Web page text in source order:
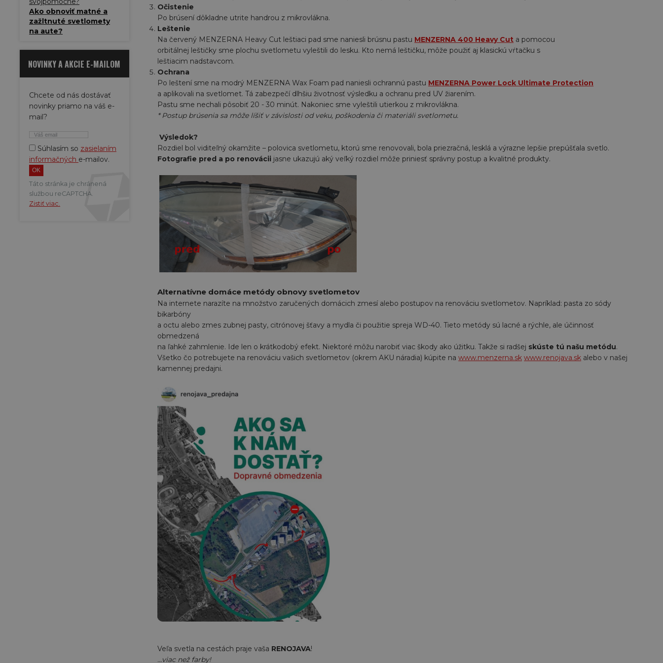
Ako obnoviť matné a
zažltnuté svetlomety
na aute?
NOVINKY A AKCIE E-MAILOM
Chcete od nás dostávať
novinky priamo na váš e-
mail?
Súhlasím so zasielaním
informačných e-mailov.
Táto stránka je chránená
službou reCAPTCHA.
Zistiť viac.
Očistenie
Po brúsení dôkladne utrite handrou z mikrovlákna.
Leštenie
Na červený MENZERNA Heavy Cut leštiaci pad sme naniesli brúsnu pastu MENZERNA 400 Heavy Cut a pomocou
orbitálnej leštičky sme plochu svetlometu vyleštili do lesku. Kto nemá leštičku, môže použiť aj klasickú vŕtačku s
leštiacim nadstavcom.
Ochrana
Po leštení sme na modrý MENZERNA Wax Foam pad naniesli ochrannú pastu MENZERNA Power Lock Ultimate Protection
a aplikovali na svetlomet. Tá zabezpečí dlhšiu životnosť výsledku a ochranu pred UV žiarením.
Pastu sme nechali pôsobiť 20 - 30 minút. Nakoniec sme vyleštili utierkou z mikrovlákna.
* Postup brúsenia sa môže líšiť v závislosti od veku, poškodenia či materiáli svetlometu.
Výsledok?
Rozdiel bol viditeľný okamžite – polovica svetlometu, ktorú sme renovovali, bola priezračná, lesklá a výrazne lepšie prepúšťala svetlo.
Fotografie pred a po renovácii jasne ukazujú aký veľký rozdiel môže priniesť správny postup a kvalitné produkty.
Alternatívne domáce metódy obnovy svetlometov
Na internete narazíte na množstvo zaručených domácich zmesí alebo postupov na renováciu svetlometov. Napríklad: pasta zo sódy
bikarbóny
a octu alebo zmes zubnej pasty, citrónovej šťavy a mydla či použitie spreja WD-40. Tieto metódy sú lacné a rýchle, ale účinnosť
obmedzená
na ľahké zahmlenie. Ide len o krátkodobý efekt. Niektoré môžu narobiť viac škody ako úžitku. Takže si radšej skúste tú našu metódu.
Všetko čo potrebujete na renováciu vašich svetlometov (okrem AKU náradia) kúpite nawww.menzerna.sk www.renojava.sk alebo v našej
kamennej predajni.
Veľa svetla na cestách praje vaša RENOJAVA!
...viac než farby!